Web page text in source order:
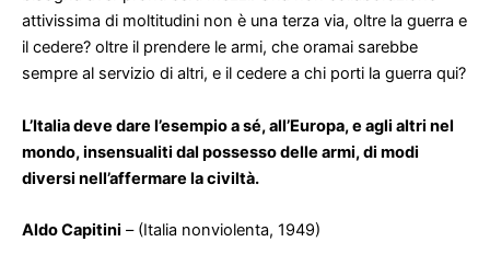
attivissima di moltitudini non è una terza via, oltre la guerra e
il cedere? oltre il prendere le armi, che oramai sarebbe
sempre al servizio di altri, e il cedere a chi porti la guerra qui?
L’Italia deve dare l’esempio a sé, all’Europa, e agli altri nel
mondo, insensualiti dal possesso delle armi, di modi
diversi nell’affermare la civiltà.
Aldo Capitini – (Italia nonviolenta, 1949)